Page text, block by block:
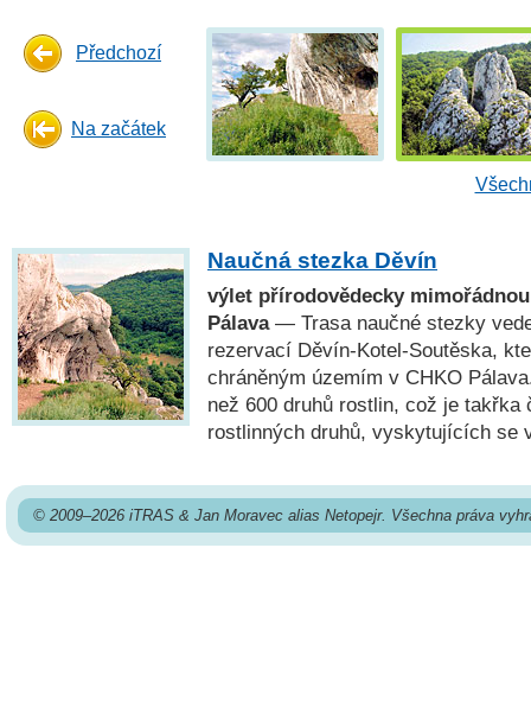
Předchozí
Na začátek
Naučná stezka Děvín
výlet přírodovědecky
Pálava— Trasa naučné stezky
rezervací Děvín-Kotel-Soutěska,
chráněným územím v CHKO
než 600 druhů rostlin, což je takřka
rostlinných druhů, vyskytujících se
© 2009–2026 iTRAS & Jan Moravec alias Netopejr. Všechna práva